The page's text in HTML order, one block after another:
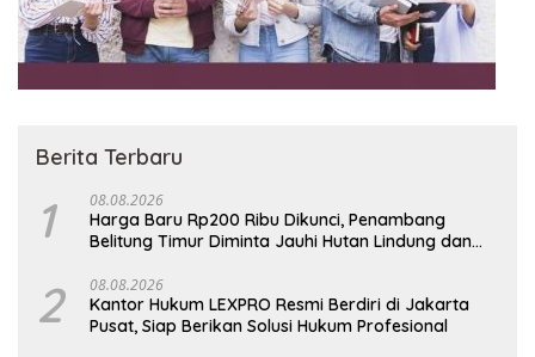
Berita Terbaru
1 08.08.2026
Harga Baru Rp200 Ribu Dikunci, Penambang
Belitung Timur Diminta Jauhi Hutan Lindung dan
2 08.08.2026
Kantor Hukum LEXPRO Resmi Berdiri di Jakarta
Pusat, Siap Berikan Solusi Hukum Profesional